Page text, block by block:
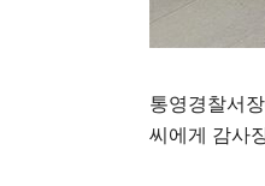
통영경찰서장
씨에게 감사